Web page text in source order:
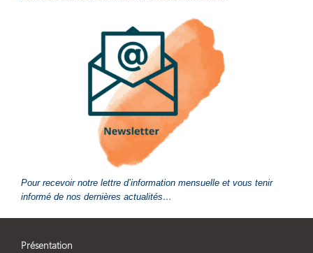
Pour recevoir notre lettre d’information mensuelle et vous tenir
informé de nos dernières actualités…
Présentation